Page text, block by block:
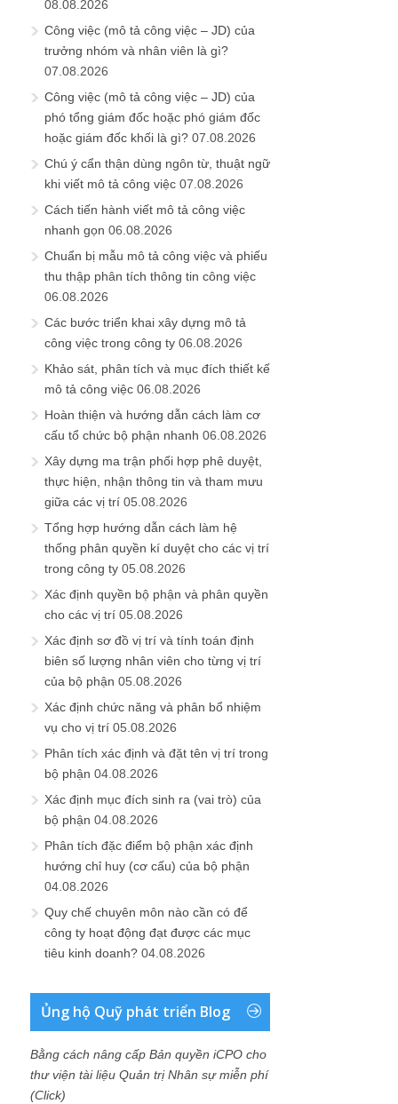
08.08.2026
Công việc (mô tả công việc – JD) của
trưởng nhóm và nhân viên là gì?
07.08.2026
Công việc (mô tả công việc – JD) của
phó tổng giám đốc hoặc phó giám đốc
hoặc giám đốc khối là gì? 07.08.2026
Chú ý cẩn thận dùng ngôn từ, thuật ngữ
khi viết mô tả công việc 07.08.2026
Cách tiến hành viết mô tả công việc
nhanh gọn 06.08.2026
Chuẩn bị mẫu mô tả công việc và phiếu
thu thập phân tích thông tin công việc
06.08.2026
Các bước triển khai xây dựng mô tả
công việc trong công ty 06.08.2026
Khảo sát, phân tích và mục đích thiết kế
mô tả công việc 06.08.2026
Hoàn thiện và hướng dẫn cách làm cơ
cấu tổ chức bộ phận nhanh 06.08.2026
Xây dựng ma trận phối hợp phê duyệt,
thực hiện, nhận thông tin và tham mưu
giữa các vị trí 05.08.2026
Tổng hợp hướng dẫn cách làm hệ
thống phân quyền kí duyệt cho các vị trí
trong công ty 05.08.2026
Xác định quyền bộ phận và phân quyền
cho các vị trí 05.08.2026
Xác định sơ đồ vị trí và tính toán định
biên số lượng nhân viên cho từng vị trí
của bộ phận 05.08.2026
Xác định chức năng và phân bổ nhiệm
vụ cho vị trí 05.08.2026
Phân tích xác định và đặt tên vị trí trong
bộ phận 04.08.2026
Xác định mục đích sinh ra (vai trò) của
bộ phận 04.08.2026
Phân tích đặc điểm bộ phận xác định
hướng chỉ huy (cơ cấu) của bộ phận
04.08.2026
Quy chế chuyên môn nào cần có để
công ty hoạt động đạt được các mục
tiêu kinh doanh? 04.08.2026
Ủng hộ Quỹ phát triển Blog
Bằng cách nâng cấp Bản quyền iCPO cho
thư viện tài liệu Quản trị Nhân sự miễn phí
(Click)